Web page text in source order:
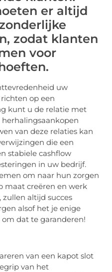
er altijd
zodat klanten
voor
uw
op een
kunt u de relatie met
van deze relaties kan
die een
stabiele cashflow
in uw bedrijf.
om naar hun zorgen
maat creëren en werk
altijd succes
alsof het je enige
dat te garanderen!
van een kapot slot
van het